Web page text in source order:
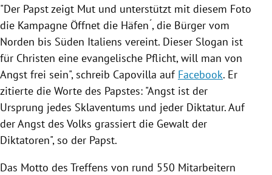
"Der Papstzeigt Mut und unterstützt mit diesem Foto
die Kampagne Öffnet die Häfen ́, die Bürger vom
Norden bis Süden Italiens vereint. Dieser Slogan ist
für Christen eine evangelische Pflicht, will man von
Angst frei sein", schreib Capovilla auf Facebook. Er
zitierte die Worte des Papstes: "Angst ist der
Ursprung jedes Sklaventums und jeder Diktatur. Auf
der Angst des Volks grassiert die Gewalt der
Diktatoren", so der Papst.
Das Motto des Treffens von rund 550 Mitarbeitern